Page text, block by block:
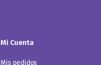
Mi Cuenta
Mis pedidos